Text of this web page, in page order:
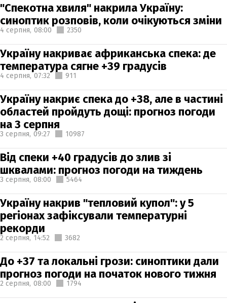
"Спекотна хвиля" накрила Україну:
синоптик розповів, коли очікуються зміни
4 серпня, 08:00 2350
Україну накриває африканська спека: де
температура сягне +39 градусів
4 серпня, 07:32 911
Україну накриє спека до +38, але в частині
областей пройдуть дощі: прогноз погоди
на 3 серпня
3 серпня, 09:27 10987
Від спеки +40 градусів до злив зі
шквалами: прогноз погоди на тиждень
3 серпня, 08:00 5464
Україну накрив "тепловий купол": у 5
регіонах зафіксували температурні
рекорди
2 серпня, 14:52 3682
До +37 та локальні грози: синоптики дали
прогноз погоди на початок нового тижня
2 серпня, 08:00 1794